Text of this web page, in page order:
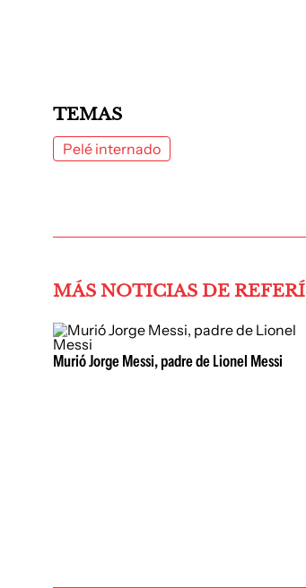
TEMAS
Pelé internado
MÁS NOTICIAS DE REFERÍ
Murió Jorge Messi, padre de Lionel Messi